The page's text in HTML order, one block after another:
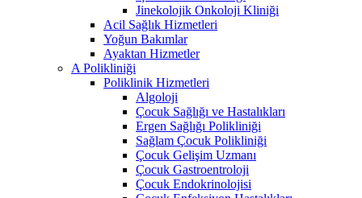
Jinekolojik Onkoloji Kliniği
Acil Sağlık Hizmetleri
Yoğun Bakımlar
Ayaktan Hizmetler
A Polikliniği
Poliklinik Hizmetleri
Algoloji
Çocuk Sağlığı ve Hastalıkları
Ergen Sağlığı Polikliniği
Sağlam Çocuk Polikliniği
Çocuk Gelişim Uzmanı
Çocuk Gastroentroloji
Çocuk Endokrinolojisi